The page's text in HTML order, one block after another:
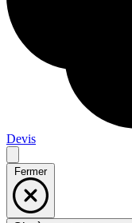
Devis
Fermer